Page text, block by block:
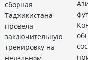
сборная
Таджикистана
провела
заключительную
тренировку на
недельном